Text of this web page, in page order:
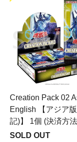
PRISMATIC
2025/11/28 ポケ
MEGAドリームex
MEGAドリーム
2025/10/25 遊戯
(CH01)追加致しま
白の物語
2025/10/25 遊戯
ル (BPRO)追加致
バースト・プ
2025/10/18 デジ
HACKERS'
HACKERS'
2025/9/27 遊戯王
Creation Pack 02
English 【アジア
記)】 1個 (決済方
SOLD OUT